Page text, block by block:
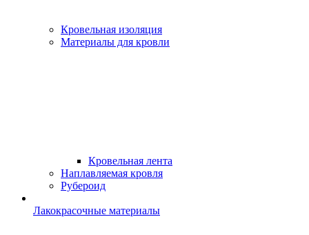
Кровельная изоляция
Материалы для кровли
Кровельная лента
Наплавляемая кровля
Рубероид
Лакокрасочные материалы